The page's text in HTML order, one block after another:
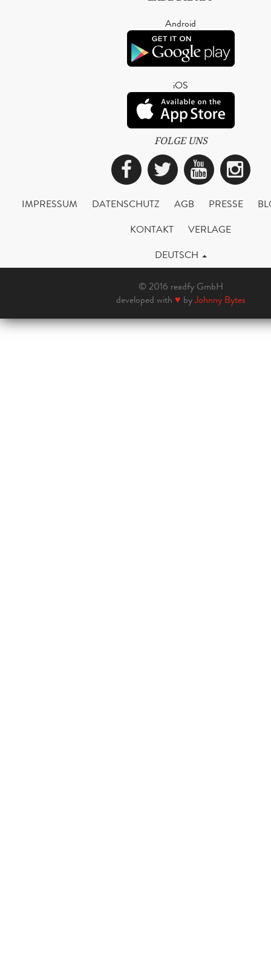
Android
iOS
FOLGE UNS
Facebook
Twitter
IMPRESSUM DATENSCHUTZ AGB PRESSE
KONTAKT
VERLAGE
DEUTSCH
© 2016 readfy GmbH
developed with ♥ byJohnny Bytes